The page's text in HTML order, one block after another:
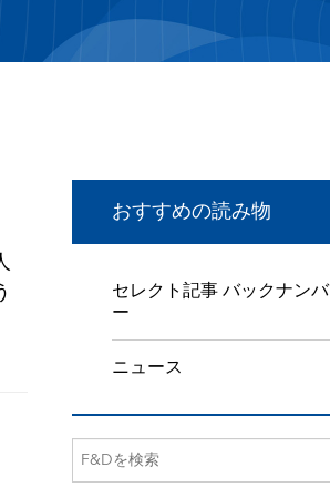
おすすめの読み物
セレクト記事 バックナンバ
ー
ニュース